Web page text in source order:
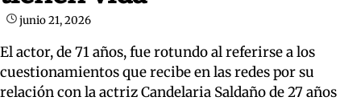
junio 21, 2026
El actor, de 71 años, fue rotundo al referirse a los
cuestionamientos que recibe en las redes por su
relación con la actriz Candelaria Saldaño de 27 años